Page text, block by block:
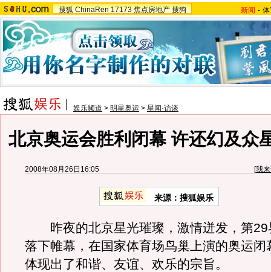
搜狐 ChinaRen 17173 焦点房地产 搜狗 新闻 -
娱乐频道 > 明星奥运 > 星闻·访谈
北京奥运会胜利闭幕 许还幻及众
2008年08月26日16:05 [我
来源：搜狐娱乐
昨夜的北京星光璀璨，激情迸发，第29
落下帷幕，在国家体育场鸟巢上演的奥运闭
体现出了和谐、友谊、欢乐的宗旨。